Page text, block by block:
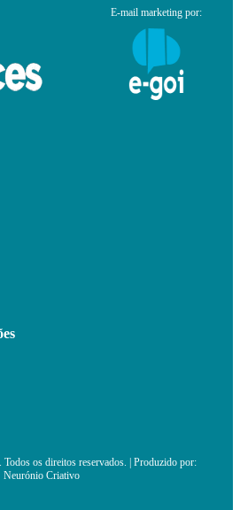
E-mail marketing por:
os direitos reservados. | Produzido por:
Neurónio Criativo